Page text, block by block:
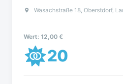
Wasachstraße 18, Oberstdorf,
Wert: 12,00 €
20